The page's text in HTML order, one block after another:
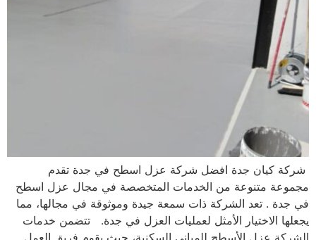
شركة كيان جدة افضل شركة عزل اسطح في جدة تقدم
مجموعة متنوعة من الخدمات المتخصصة في مجال عزل اسطح
في جدة . تعد الشركة ذات سمعة جيدة وموثوقة في مجالها، مما
يجعلها الاختيار الأمثل لعمليات العزل في جدة. تتضمن خدمات
الشركة عزل الأسطح للمباني السكنية، حيث يقوم فريق العمل